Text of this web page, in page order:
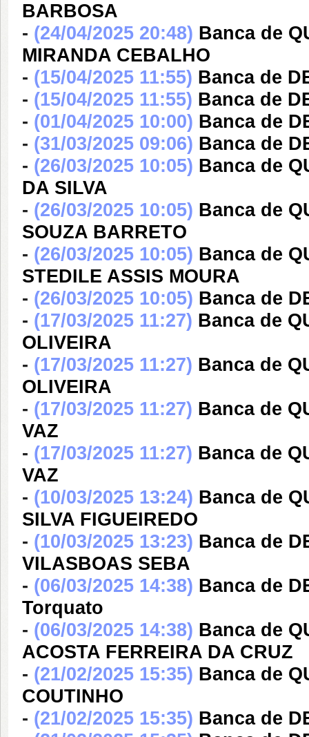
BARBOSA
- (24/04/2025 20:48) Banca de
MIRANDA CEBALHO
- (15/04/2025 11:55) Banca de
- (15/04/2025 11:55) Banca de
- (01/04/2025 10:00) Banca de
- (31/03/2025 09:06) Banca de
- (26/03/2025 10:05) Banca de
DA SILVA
- (26/03/2025 10:05) Banca de
SOUZA BARRETO
- (26/03/2025 10:05) Banca de
STEDILE ASSIS MOURA
- (26/03/2025 10:05) Banca de
- (17/03/2025 11:27) Banca de
OLIVEIRA
- (17/03/2025 11:27) Banca de
OLIVEIRA
- (17/03/2025 11:27) Banca de
VAZ
- (17/03/2025 11:27) Banca de
VAZ
- (10/03/2025 13:24) Banca de
SILVA FIGUEIREDO
- (10/03/2025 13:23) Banca de
VILASBOAS SEBA
- (06/03/2025 14:38) Banca de
Torquato
- (06/03/2025 14:38) Banca de
ACOSTA FERREIRA DA CRUZ
- (21/02/2025 15:35) Banca de
COUTINHO
- (21/02/2025 15:35) Banca de